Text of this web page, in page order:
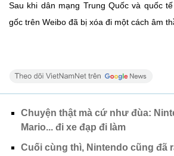
Sau khi dân mạng Trung Quốc và quốc
gốc trên Weibo đã bị xóa đi một cách âm
Chuyện thật mà cứ như đùa:
Mario... đi xe đạp đi làm
Cuối cùng thì, Nintendo cũng đã